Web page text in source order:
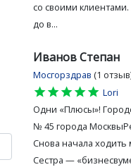
со своими клиентами.
до в...
Иванов Степан
Мосгорздрав (1
star
star
star
star
star
Lori
Одни «Плюсы»!
№ 45 города
Снова начала ходить
Сестра —